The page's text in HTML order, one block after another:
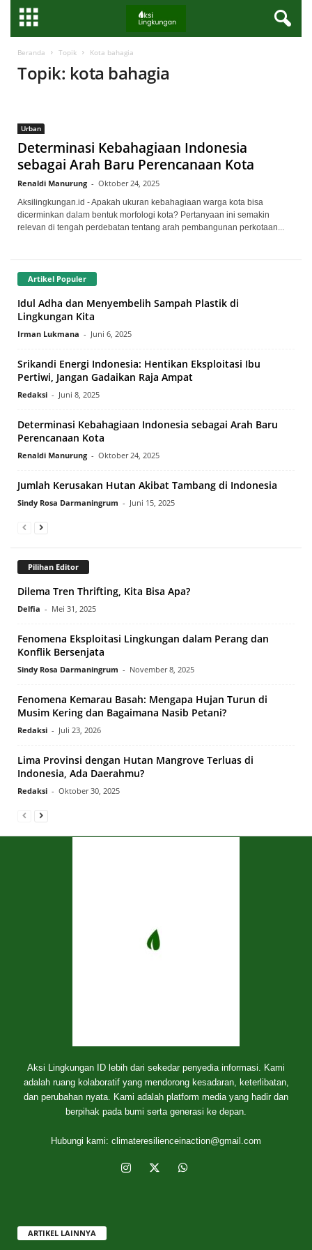
Beranda Topik Kota bahagia
Topik: kota bahagia
Urban
Determinasi Kebahagiaan Indonesia
sebagai Arah Baru Perencanaan Kota
Renaldi Manurung - Oktober 24, 2025
Aksilingkungan.id - Apakah ukuran kebahagiaan warga kota bisa
dicerminkan dalam bentuk morfologi kota? Pertanyaan ini semakin
relevan di tengah perdebatan tentang arah pembangunan perkotaan...
Artikel Populer
Idul Adha dan Menyembelih Sampah Plastik di
Lingkungan Kita
Irman Lukmana - Juni 6, 2025
Srikandi Energi Indonesia: Hentikan Eksploitasi Ibu
Pertiwi, Jangan Gadaikan Raja Ampat
Redaksi - Juni 8, 2025
Determinasi Kebahagiaan Indonesia sebagai Arah Baru
Perencanaan Kota
Renaldi Manurung - Oktober 24, 2025
Jumlah Kerusakan Hutan Akibat Tambang di Indonesia
Sindy Rosa Darmaningrum - Juni 15, 2025
Pilihan Editor
Dilema Tren Thrifting, Kita Bisa Apa?
Delfia - Mei 31, 2025
Fenomena Eksploitasi Lingkungan dalam Perang dan
Konflik Bersenjata
Sindy Rosa Darmaningrum - November 8, 2025
Fenomena Kemarau Basah: Mengapa Hujan Turun di
Musim Kering dan Bagaimana Nasib Petani?
Redaksi - Juli 23, 2026
Lima Provinsi dengan Hutan Mangrove Terluas di
Indonesia, Ada Daerahmu?
Redaksi - Oktober 30, 2025
Aksi Lingkungan ID lebih dari sekedar penyedia informasi. Kami
adalah ruang kolaboratif yang mendorong kesadaran, keterlibatan,
dan perubahan nyata. Kami adalah platform media yang hadir dan
berpihak pada bumi serta generasi ke depan.
Hubungi kami: climateresilienceinaction@gmail.com
ARTIKEL LAINNYA